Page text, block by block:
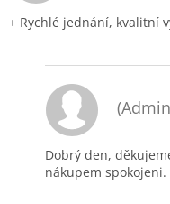
+ Rychlé jednání, kvalitní
Dobrý den,
nákupem spokojeni.